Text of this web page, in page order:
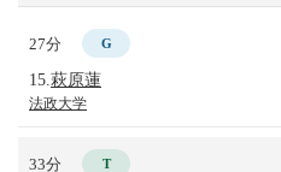
27分 G
15. 萩原蓮
法政大学
33分 T